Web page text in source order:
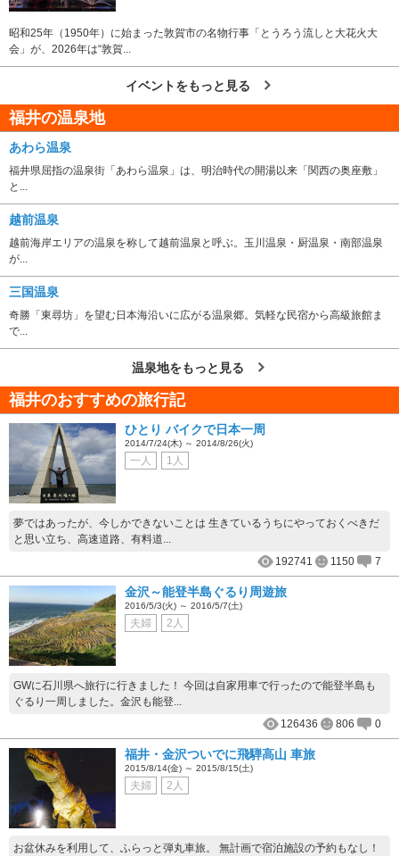
昭和25年（1950年）に始まった敦賀市の名物行事「とうろう流しと大花火大
会」が、2026年は“敦賀...
イベントをもっと見る
福井の温泉地
あわら温泉
福井県屈指の温泉街「あわら温泉」は、明治時代の開湯以来「関西の奥座敷」
と...
越前温泉
越前海岸エリアの温泉を称して越前温泉と呼ぶ。玉川温泉・厨温泉・南部温泉
が...
三国温泉
奇勝「東尋坊」を望む日本海沿いに広がる温泉郷。気軽な民宿から高級旅館ま
で...
温泉地をもっと見る
福井のおすすめの旅行記
ひとり バイクで日本一周
2014/7/24(木) ～ 2014/8/26(火)
一人 1人
夢ではあったが、今しかできないことは 生きているうちにやっておくべきだ
と思い立ち、高速道路、有料道...
192741
1150 7
金沢～能登半島ぐるり周遊旅
2016/5/3(火) ～ 2016/5/7(土)
夫婦 2人
GWに石川県へ旅行に行きました！ 今回は自家用車で行ったので能登半島も
ぐるり一周しました。金沢も能登...
126436
806 0
福井・金沢ついでに飛騨高山 車旅
2015/8/14(金) ～ 2015/8/15(土)
夫婦 2人
お盆休みを利用して、ふらっと弾丸車旅。 無計画で宿泊施設の予約もなし！